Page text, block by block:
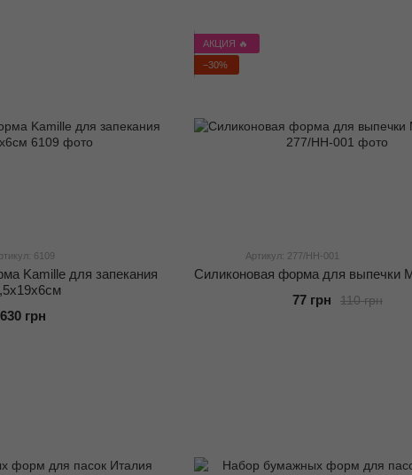
6109
Kamille для запекания
630 грн
АКЦИЯ 🔥
−30%
Артикул: 277/НН-001
Силиконовая форма для выпечки
110 грн
77 грн